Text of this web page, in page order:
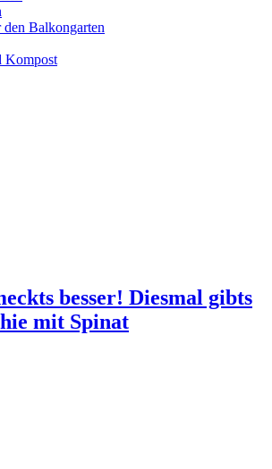
Balkongarten
Kompost
besser! Diesmal gibts
mit Spinat